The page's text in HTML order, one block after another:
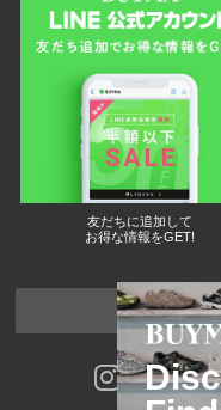
友だちに追加して
お得な情報をGET!